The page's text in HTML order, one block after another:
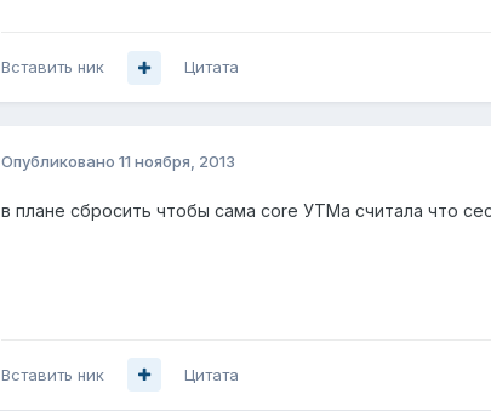
Вставить ник Цитата
Опубликовано 11 ноября, 2013
в плане сбросить чтобы сама core УТМа считала что
Вставить ник Цитата